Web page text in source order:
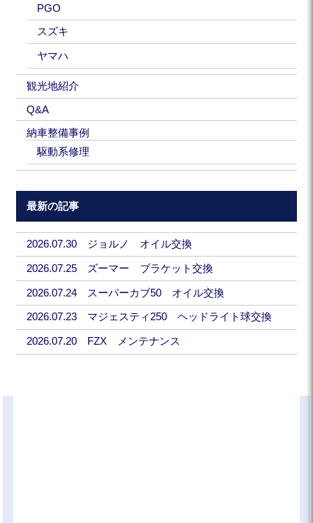
PGO
スズキ
ヤマハ
観光地紹介
Q&A
納車整備事例
駆動系修理
最新の記事
2026.07.30 ジョルノ オイル交換
2026.07.25 ズーマー ブラケット交換
2026.07.24 スーパーカブ50 オイル交換
2026.07.23 マジェスティ250 ヘッドライト球交換
2026.07.20 FZX メンテナンス